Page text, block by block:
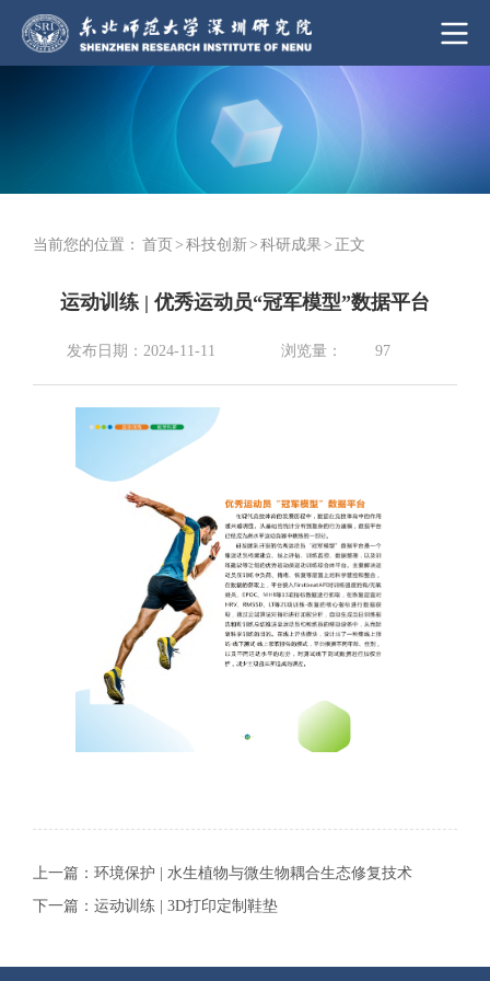
当前您的位置： 首页> 科技创新> 科研成果 > 正文
运动训练 | 优秀运动员“冠军模型”数据平台
发布日期：2024-11-11 浏览量： 97
上一篇： 环境保护 | 水生植物与微生物耦合生态修复技术
下一篇： 运动训练 | 3D打印定制鞋垫